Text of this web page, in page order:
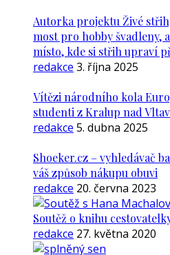
Autorka projektu Živé
most pro hobby švadleny,
místo, kde si střih upraví
redakce 3. října 2025
Vítězi národního kola
studenti z Kralup nad
redakce 5. dubna 2025
Shoeker.cz – vyhledávač
váš způsob nákupu obuvi
redakce 20. června 2023
Soutěž o knihu
redakce 27. května 2020